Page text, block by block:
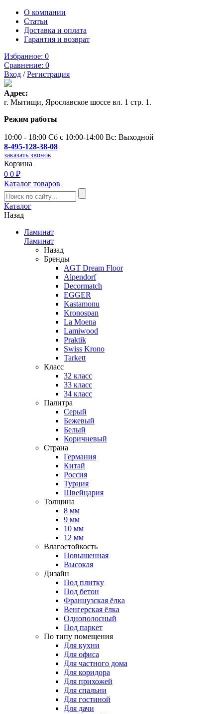
О компании
Статьи
Доставка и оплата
Гарантия и возврат
Избранное: 0
Сравнение: 0
Вход /Регистрация
Адрес:
г. Мытищи, Ярославское шоссе вл. 1 стр. 1.
Режим работы
10:00 - 18:00 Сб с 10:00-14:00 Вс: Выходной
8-495-128-38-08
заказать звонок
Корзина
0 0 ₽
Каталог товаров
Каталог
Назад
Ламинат
Ламинат
Назад
Бренды
AGT Dream Floor
Alpendorf
Decormatch
EGGER
Kastamonu
Kronospan
La Moena
Lamiwood
Praktik
Swiss Krono
Tarkett
Класс
32 класс
33 класс
34 класс
Палитра
Серый
Бежевый
Белый
Коричневый
Страна
Германия
Китай
Россия
Турция
Швейцария
Толщина
8 мм
9 мм
10 мм
12 мм
Влагостойкость
Повышенная
Высокая
Дизайн
Под плитку
Под бетон
Французская ёлка
Венгерская ёлка
Однополосный
Под паркет
По типу помещения
Для кухни
Для офиса
Для частного дома
Для коридора
Для прихожей
Для спальни
Для гостиной
Для дачи